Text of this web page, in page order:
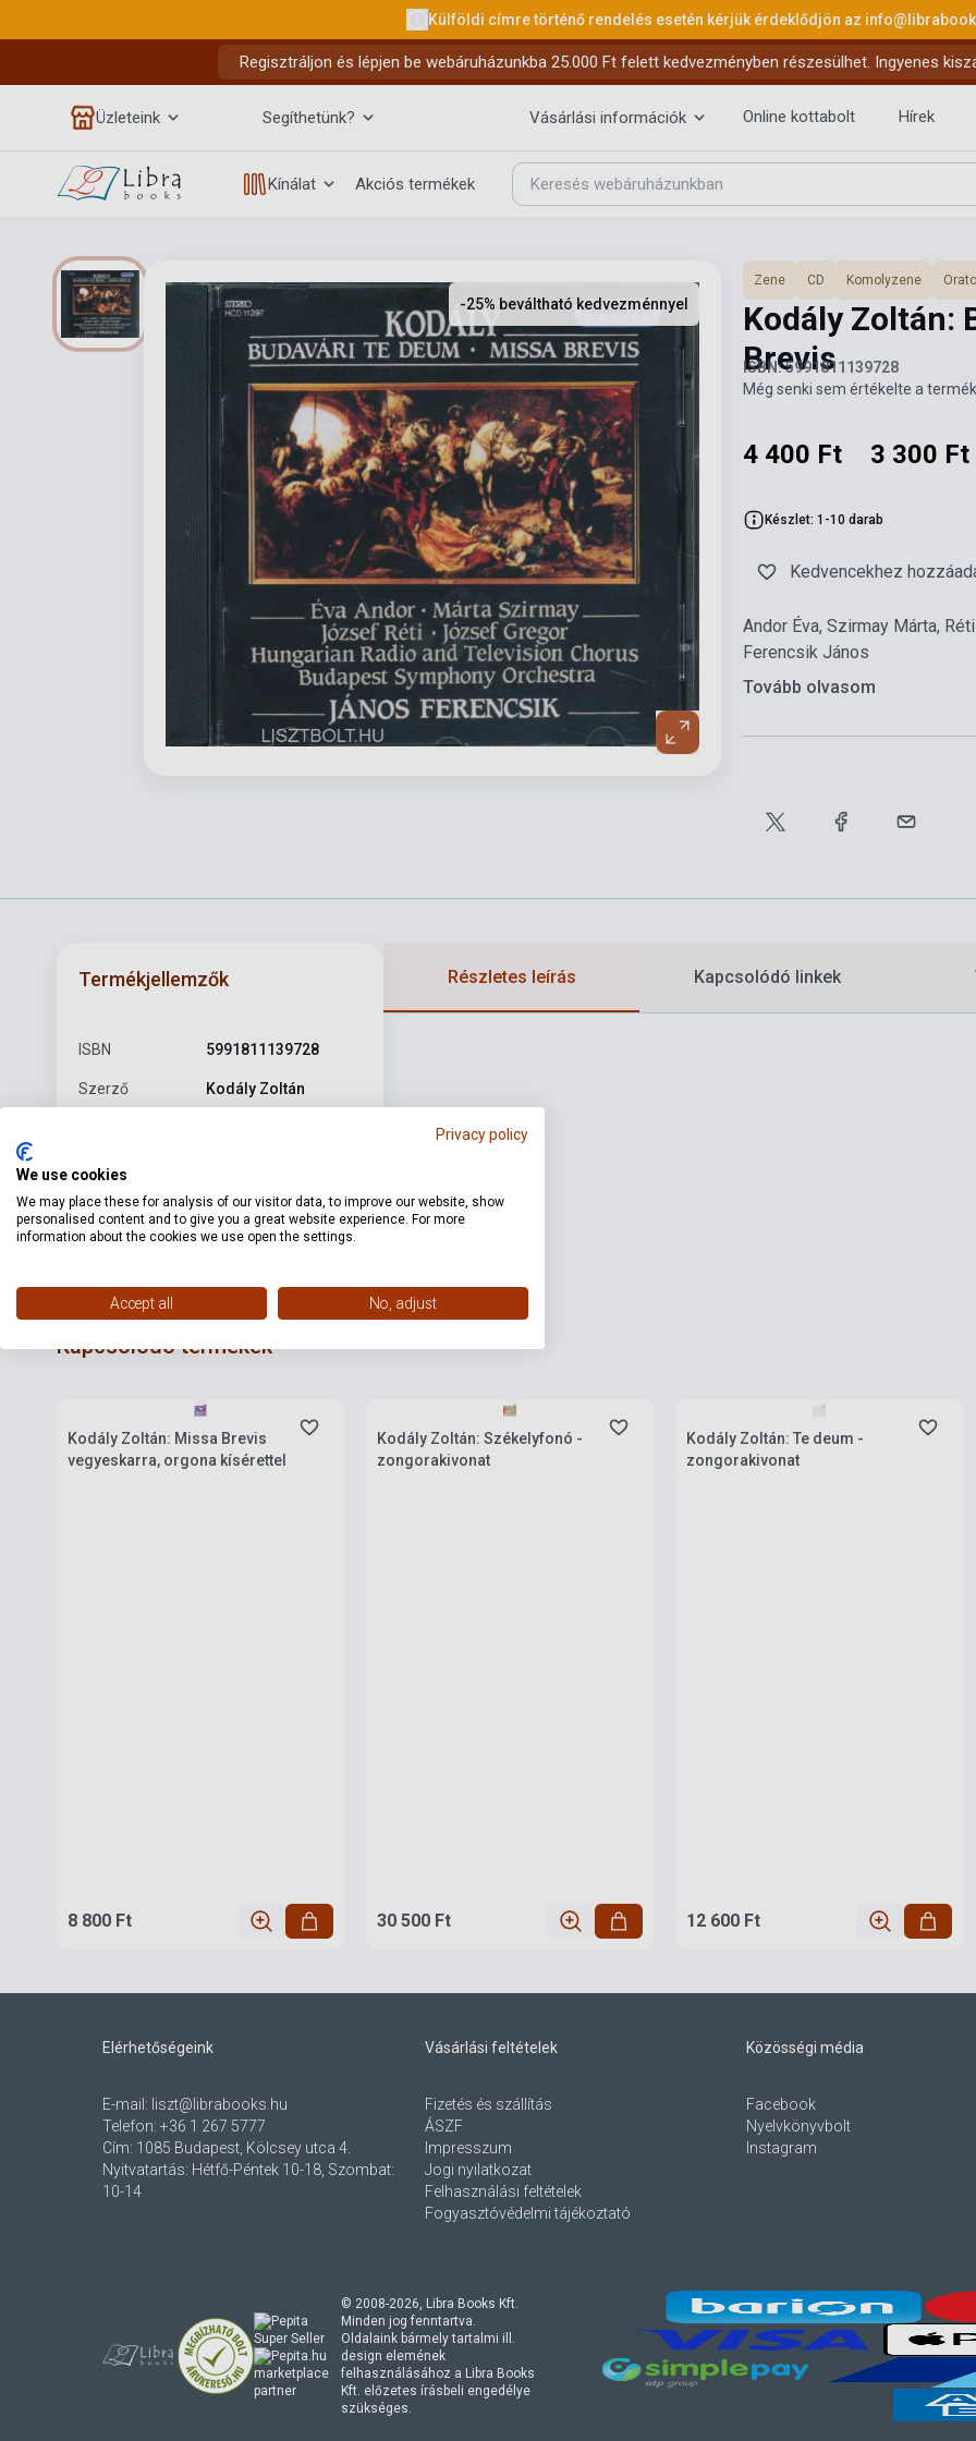
Külföldi címre történő rendelés esetén kérjük érdeklődjön az
Regisztráljon és lépjen be webáruházunkba 25.000 Ft felett kedvezményben részesülhet. Ingyenes
Üzleteink Segíthetünk? Vásárlási információk Online kottabolt Hírek
Kínálat Akciós termékek
-25% beváltható kedvezménnyel
Zene CD Komolyzene
Kodály Zoltán:
Brevis
ISBN: 5991811139728
Még senki sem értékelte a
4 400 Ft 3 300 Ft
Készlet: 1-10 darab
Kedvencekhez
Andor Éva, Szirmay Márta,
Ferencsik János
Tovább olvasom
Termékjellemzők
ISBN 5991811139728
Szerző Kodály Zoltán
Kiadási év
Formátum CD
Nyelv -
Részletes leírás Kapcsolódó linkek
Kapcsolódó termékek
Kodály Zoltán: Missa Brevis
vegyeskarra, orgona kísérettel
8 800 Ft
Kodály Zoltán: Székelyfonó -
zongorakivonat
30 500 Ft
Kodály Zoltán: Te deum -
zongorakivonat
12 600 Ft
Elérhetőségeink
E-mail: liszt@librabooks.hu
Telefon: +36 1 267 5777
Cím: 1085 Budapest, Kölcsey utca 4.
Nyitvatartás: Hétfő-Péntek 10-18, Szombat:
10-14
Vásárlási feltételek
Fizetés és szállítás
ÁSZF
Impresszum
Jogi nyilatkozat
Felhasználási feltételek
Fogyasztóvédelmi tájékoztató
Közösségi média
Facebook
Nyelvkönyvbolt
Instagram
© 2008-2026, Libra Books Kft.
Minden jog fenntartva.
Oldalaink bármely tartalmi ill.
design elemének
felhasználásához a Libra Books
Kft. előzetes írásbeli engedélye
szükséges.
marketplace
partner
Privacy policy
We use cookies
We may place these for analysis of our visitor data, to improve our website, show
personalised content and to give you a great website experience. For more
information about the cookies we use open the settings.
Accept all No, adjust